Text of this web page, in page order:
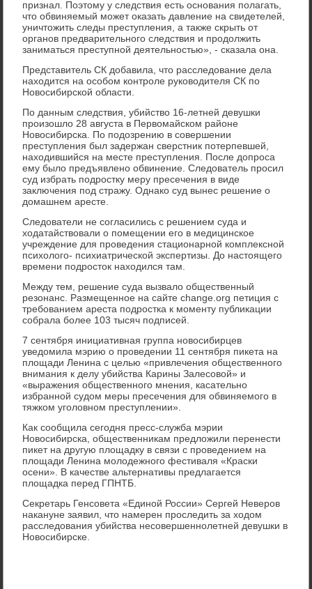
признал. Поэтому у следствия есть основания полагать,
что обвиняемый может оказать давление на свидетелей,
уничтожить следы преступления, а также скрыть от
органов предварительного следствия и продолжить
заниматься преступной деятельностью», - сказала она.
Представитель СК добавила, что расследование дела
находится на особом контроле руководителя СК по
Новосибирской области.
По данным следствия, убийство 16-летней девушки
произошло 28 августа в Первомайском районе
Новосибирска. По подозрению в совершении
преступления был задержан сверстник потерпевшей,
находившийся на месте преступления. После допроса
ему было предъявлено обвинение. Следователь просил
суд избрать подростку меру пресечения в виде
заключения под стражу. Однако суд вынес решение о
домашнем аресте.
Следователи не согласились с решением суда и
ходатайствовали о помещении его в медицинское
учреждение для проведения стационарной комплексной
психолого- психиатрической экспертизы. До настоящего
времени подросток находился там.
Между тем, решение суда вызвало общественный
резонанс. Размещенное на сайте change.org петиция с
требованием ареста подростка к моменту публикации
собрала более 103 тысяч подписей.
7 сентября инициативная группа новосибирцев
уведомила мэрию о проведении 11 сентября пикета на
площади Ленина с целью «привлечения общественного
внимания к делу убийства Карины Залесовой» и
«выражения общественного мнения, касательно
избранной судом меры пресечения для обвиняемого в
тяжком уголовном преступлении».
Как сообщила сегодня пресс-служба мэрии
Новосибирска, общественникам предложили перенести
пикет на другую площадку в связи с проведением на
площади Ленина молодежного фестиваля «Краски
осени». В качестве альтернативы предлагается
площадка перед ГПНТБ.
Секретарь Генсовета «Единой России» Сергей Неверов
накануне заявил, что намерен проследить за ходом
расследования убийства несовершеннолетней девушки в
Новосибирске.